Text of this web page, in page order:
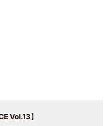
Vol.13】